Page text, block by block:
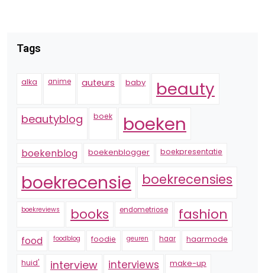
Tags
alka anime auteurs baby beauty
beautyblog boek boeken
boekenblog boekenblogger boekpresentatie
boekrecensie boekrecensies
boekreviews books endometriose fashion
food foodblog foodie geuren haar haarmode
huid' interview interviews make-up